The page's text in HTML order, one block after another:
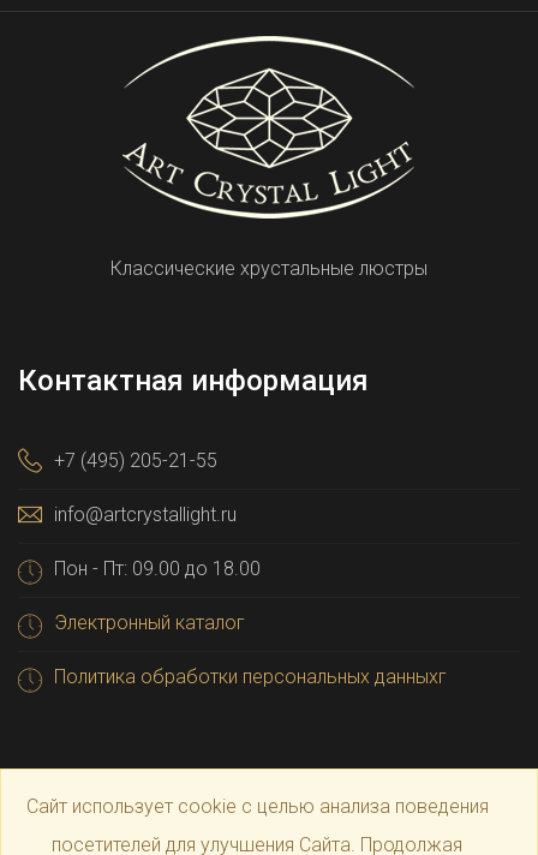
Классические хрустальные люстры
Контактная информация
+7 (495) 205-21-55
info@artcrystallight.ru
Пон - Пт: 09.00 до 18.00
Электронный каталог
Политика обработки персональных данныхг
Сайт использует cookie с целью анализа поведения
посетителей для улучшения Сайта. Продолжая